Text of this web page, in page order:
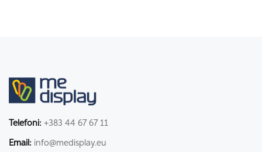
Telefoni: +383 44 67 67 11
Email: info@medisplay.eu